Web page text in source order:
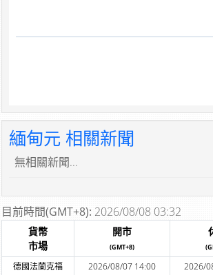
緬甸元 相關新聞
無相關新聞...
目前時間(GMT+8): 2026/08/08 03:32
貨幣
市場
開市
(GMT+8)
德國法蘭克福 2026/08/07 14:00 2026/